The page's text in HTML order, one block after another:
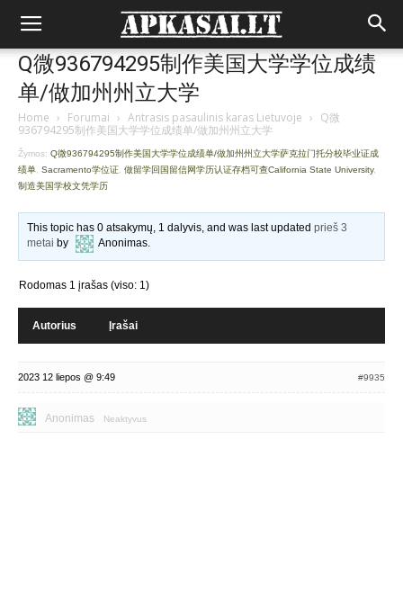
Q微936794295制作美国大学学位成绩
单/做加州州立大学
Home › Forumai › Antrasis pasaulinis karas Lietuvoje › Q微
936794295制作美国大学学位成绩单/做加州州立大学
Žymos: Q微936794295制作美国大学学位成绩单/做加州州立大学萨克拉门托分校毕业证成
绩单 Sacramento学位证 做留学回国留信网学历认证存档可查California State University,
制造美国学校文凭学历
This topic has 0 atsakymų, 1 dalyvis, and was last updatedprieš 3
metai by Anonimas.
Rodomas 1 įrašas (viso: 1)
Autorius Įrašai
2023 12 liepos @ 9:49 #9935
Anonimas Neaktyvus